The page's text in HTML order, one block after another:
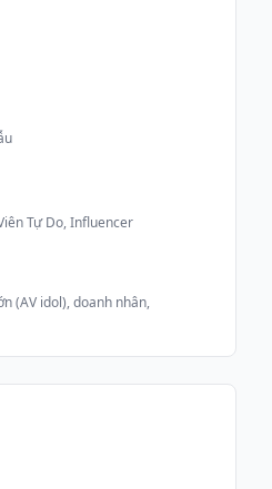
Tự Do, Influencer
(AV idol), doanh nhân,